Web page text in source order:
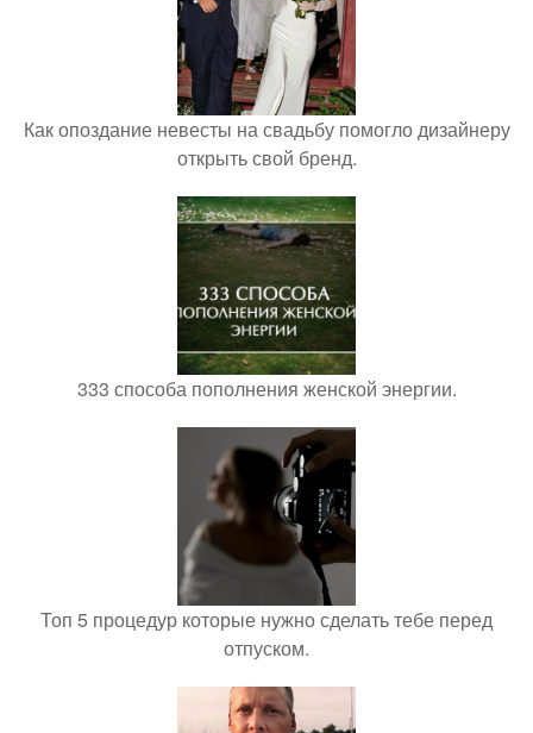
Как опоздание невесты на свадьбу помогло дизайнеру
открыть свой бренд.
333 способа пополнения женской энергии.
Топ 5 процедур которые нужно сделать тебе перед
отпуском.